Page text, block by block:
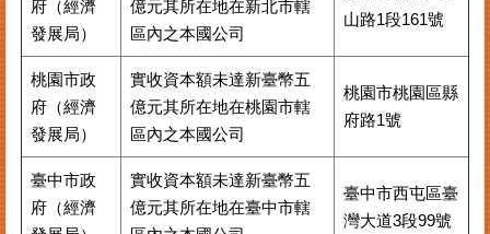
府（經濟
發展局）
億元其所在地在新北市轄
區內之本國公司
山路1段161號
桃園市政
府（經濟
發展局）
實收資本額未達新臺幣五
億元其所在地在桃園市轄
區內之本國公司
桃園市桃園區縣
府路1號
臺中市政
府（經濟
實收資本額未達新臺幣五
億元其所在地在臺中市轄
臺中市西屯區臺
灣大道3段99號